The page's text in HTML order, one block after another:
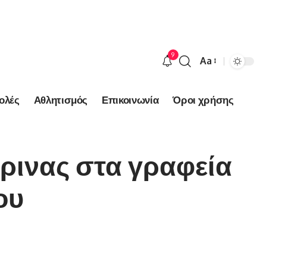
9
Font
Aa
Αθλητισμός Επικοινωνία Όροι χρήσης
στα γραφεία